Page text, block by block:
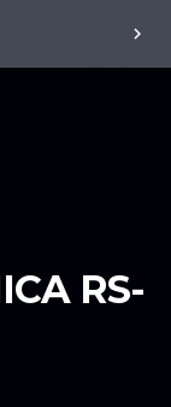
chevron_right
RS-